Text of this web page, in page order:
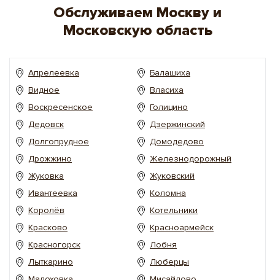
Обслуживаем Москву и
Московcкую область
Апрелеевка
Балашиха
Видное
Власиха
Воскресенское
Голицино
Дедовск
Дзержинский
Долгопрудное
Домодедово
Дрожжино
Железнодорожный
Жуковка
Жуковский
Ивантеевка
Коломна
Королёв
Котельники
Красково
Красноармейск
Красногорск
Лобня
Лыткарино
Люберцы